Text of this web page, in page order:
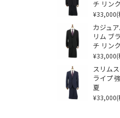
チ リン
¥33,000
カジュ
リム ブ
チ リン
¥33,000
スリム
ライプ
夏
¥33,000